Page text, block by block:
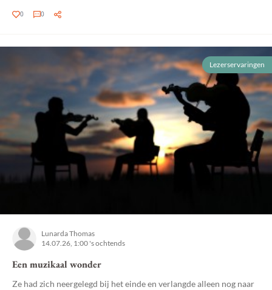
0 0
Lezerservaringen
Lunarda Thomas
14.07.26, 1:00 's ochtends
Een muzikaal wonder
Ze had zich neergelegd bij het einde en verlangde alleen nog naar